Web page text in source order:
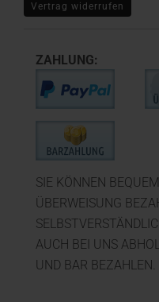
Vertrag widerrufen
ZAHLUNG:
SIE KÖNNEN
ÜBERWEISUNG
AUCH BEI UNS
UND BAR BEZAHLEN.